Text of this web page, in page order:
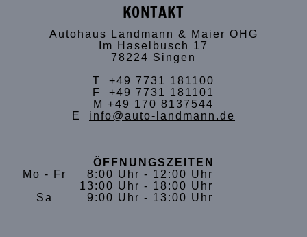
KONTAKT
Autohaus Landmann & Maier OHG
Im Haselbusch 17
78224 Singen
T +49 7731 181100
F +49 7731 181101
M +49 170 8137544
E info@auto-landmann.de
ÖFFNUNGSZEITEN
Mo - Fr
8:00 Uhr - 12:00 Uhr
13:00 Uhr - 18:00 Uhr
Sa
9:00 Uhr - 13:00 Uhr